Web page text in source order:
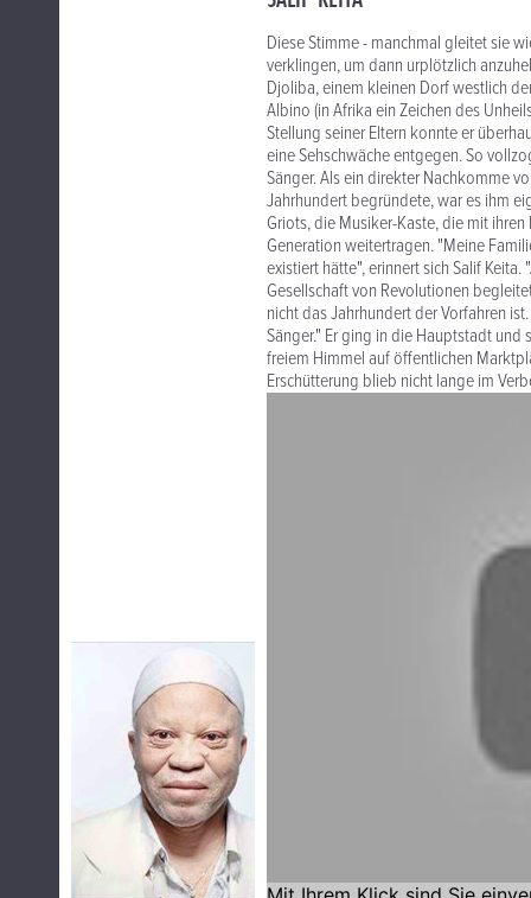
Diese Stimme - manchmal gleitet sie
verklingen, um dann urplötzlich
Djoliba, einem kleinen Dorf westlich
Albino (in Afrika ein Zeichen des
Stellung seiner Eltern konnte er
eine Sehschwäche entgegen. So
Sänger. Als ein direkter Nachkomme
Jahrhundert begründete, war es ihm
Griots, die Musiker-Kaste, die mit
Generation weitertragen. "Meine
existiert hätte", erinnert sich Salif
Gesellschaft von Revolutionen
nicht das Jahrhundert der Vorfahren
Sänger." Er ging in die Hauptstadt und
freiem Himmel auf öffentlichen
Erschütterung blieb nicht lange im